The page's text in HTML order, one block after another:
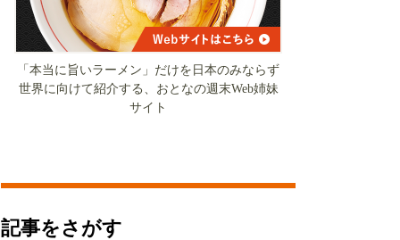
「本当に旨いラーメン」だけを日本のみならず
世界に向けて紹介する、おとなの週末Web姉妹
サイト
記事をさがす